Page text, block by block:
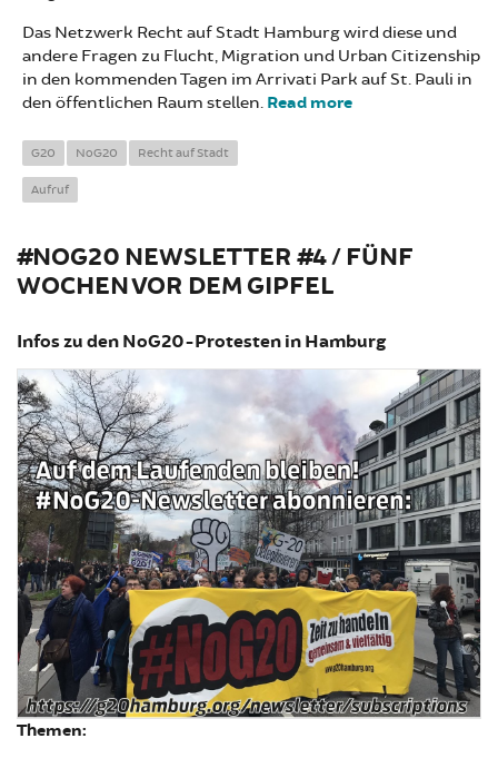
Das Netzwerk Recht auf Stadt Hamburg wird diese und
andere Fragen zu Flucht, Migration und Urban Citizenship
in den kommenden Tagen im Arrivati Park auf St. Pauli in
den öffentlichen Raum stellen. Read more
G20 NoG20 Recht auf Stadt
Aufruf
#NOG20 NEWSLETTER #4 / FÜNF
WOCHEN VOR DEM GIPFEL
Infos zu den NoG20-Protesten in Hamburg
Themen: